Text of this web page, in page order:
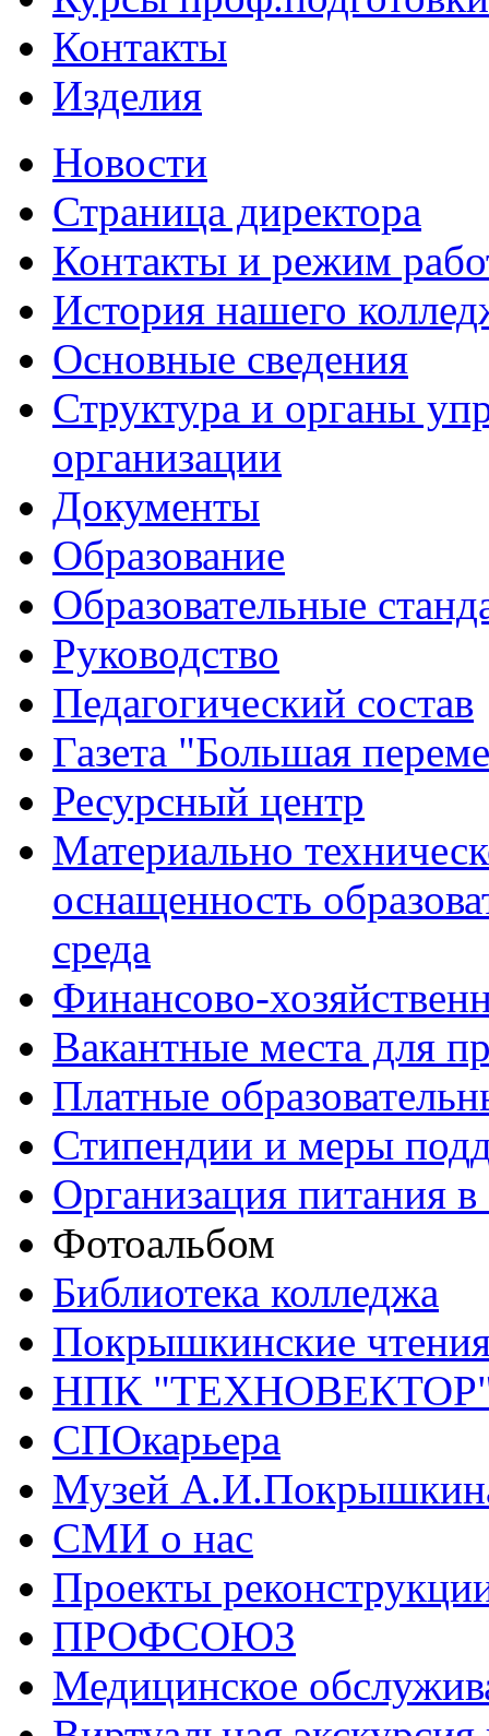
Контакты
Изделия
Новости
Страница директора
Контакты и режим
История нашего
Основные сведения
Структура и органы
организации
Документы
Образование
Образовательные
Руководство
Педагогический состав
Газета "Большая
Ресурсный центр
Материально
оснащенность
среда
Финансово-
Вакантные места для
Платные
Стипендии и меры
Организация питания в
Фотоальбом
Библиотека колледжа
Покрышкинские
НПК
СПОкарьера
Музей
СМИ о нас
Проекты
ПРОФСОЮЗ
Медицинское